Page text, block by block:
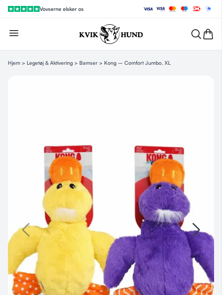
Vovserne elsker os
Hjem > Legetøj & Aktivering > Bamser > Kong – Comfort Jumbo, XL